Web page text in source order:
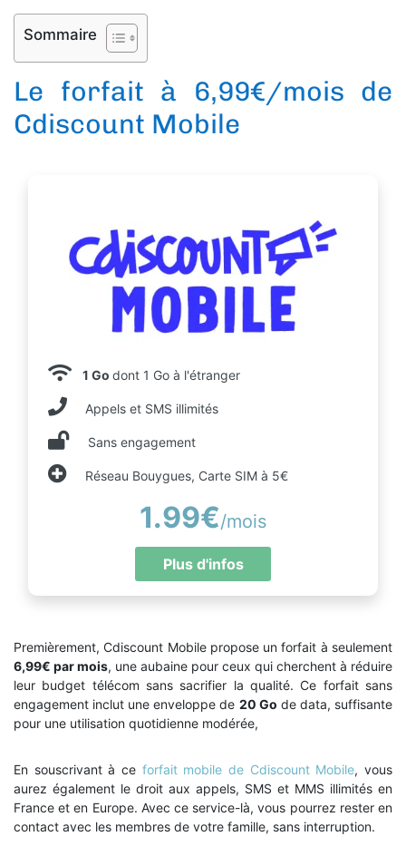
Sommaire
Le forfait à 6,99€/mois de
Cdiscount Mobile
1 Go dont 1 Go à l'étranger
Appels et SMS illimités
Sans engagement
Réseau Bouygues, Carte SIM à 5€
1.99€/mois
Plus d'infos
Premièrement, Cdiscount Mobile propose un forfait à seulement
6,99€ par mois, une aubaine pour ceux qui cherchent à réduire
leur budget télécom sans sacrifier la qualité. Ce forfait sans
engagement inclut une enveloppe de 20 Go de data, suffisante
pour une utilisation quotidienne modérée,
En souscrivant à ce forfait mobile de Cdiscount Mobile, vous
aurez également le droit aux appels, SMS et MMS illimités en
France et en Europe. Avec ce service-là, vous pourrez rester en
contact avec les membres de votre famille, sans interruption.